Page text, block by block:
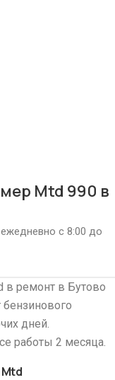
Mtd 990 в
с 8:00 до
ремонт в Бутово
дней.
работы 2 месяца.